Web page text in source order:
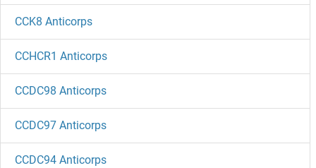
CCK8 Anticorps
CCHCR1 Anticorps
CCDC98 Anticorps
CCDC97 Anticorps
CCDC94 Anticorps